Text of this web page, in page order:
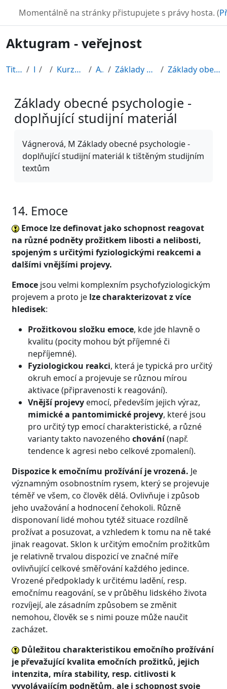
TURBO
Momentálně na stránky přistupujete s právy hosta. (
Aktugram - veřejnost
Titulní stránka Kurzy CDV Kurzy připravené v rámci ESF AKTUGRAM Základy psychologie, sociální psychologie Základy obecné psychologie - doplňující studijní m...
Základy obecné psychologie -
doplňující studijní materiál
Vágnerová, M Základy obecné psychologie -
doplňující studijní materiál k tištěným studijním
textům
14. Emoce
Emoce lze definovat jako schopnost reagovat
na různé podněty prožitkem libosti a nelibosti,
spojeným s určitými fyziologickými reakcemi a
dalšími vnějšími projevy.
Emoce jsou velmi komplexním psychofyziologickým
projevem a proto je lze charakterizovat z více
hledisek:
Prožitkovou složku emoce, kde jde hlavně o
kvalitu (pocity mohou být příjemné či
nepříjemné).
Fyziologickou reakci, která je typická pro určitý
okruh emocí a projevuje se různou mírou
aktivace (připravenosti k reagování).
Vnější projevy emocí, především jejich výraz,
mimické a pantomimické projevy, které jsou
pro určitý typ emocí charakteristické, a různé
varianty takto navozeného chování(např.
tendence k agresi nebo celkové zpomalení).
Dispozice k emočnímu prožívání je vrozená. Je
významným osobnostním rysem, který se projevuje
téměř ve všem, co člověk dělá. Ovlivňuje i způsob
jeho uvažování a hodnocení čehokoli. Různě
disponovaní lidé mohou tytéž situace rozdílně
prožívat a posuzovat, a vzhledem k tomu na ně také
jinak reagovat. Sklon k určitým emočním prožitkům
je relativně trvalou dispozicí ve značné míře
ovlivňující celkové směřování každého jedince.
Vrozené předpoklady k určitému ladění, resp.
emočnímu reagování, se v průběhu lidského života
rozvíjejí, ale zásadním způsobem se změnit
nemohou, člověk se s nimi pouze může naučit
zacházet.
Důležitou charakteristikou emočního prožívání
je převažující kvalita emočních prožitků, jejich
intenzita, míra stability, resp. citlivosti k
vyvolávajícím podnětům, ale i schopnost svoje